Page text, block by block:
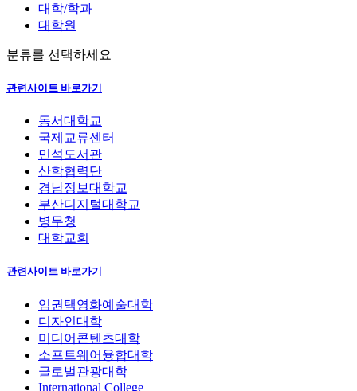
대학/학과
대학원
분류를 선택하세요
관련사이트 바로가기
동서대학교
국제교류센터
민석도서관
산학협력단
경남정보대학교
부산디지털대학교
병무청
대학교회
관련사이트 바로가기
임권택영화예술대학
디자인대학
미디어콘텐츠대학
소프트웨어융합대학
글로벌관광대학
International College